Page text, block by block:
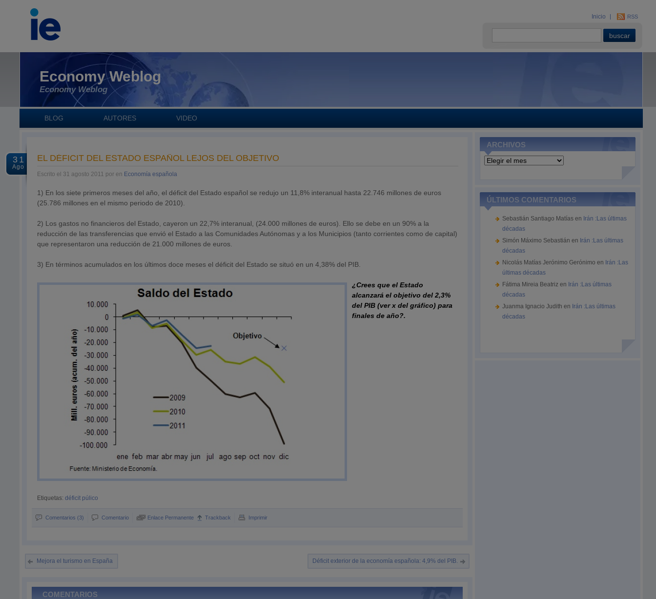
Inicio RSS
Economy Weblog
Economy Weblog
BLOG AUTORES VIDEO
31
Ago
EL DÉFICIT DEL ESTADO ESPAÑOL LEJOS DEL OBJETIVO
Escrito el 31 agosto 2011 por en Economía española
1) En los siete primeros meses del año, el déficit del Estado español se redujo un 11,8% interanual hasta 22.746 millones de euros
(25.786 millones en el mismo periodo de 2010).
2) Los gastos no financieros del Estado, cayeron un 22,7% interanual, (24.000 millones de euros). Ello se debe en un 90% a la
reducción de las transferencias que envió el Estado a las Comunidades Autónomas y a los Municipios (tanto corrientes como de capital)
que representaron una reducción de 21.000 millones de euros.
3) En términos acumulados en los últimos doce meses el déficit del Estado se situó en un 4,38% del PIB.
¿Crees que el Estado
alcanzará el objetivo del 2,3%
del PIB (ver x del gráfico) para
finales de año?.
Etiquetas:déficit púlico
Comentarios (3) Comentario Enlace Permanente Trackback Imprimir
Mejora el turismo en España Déficit exterior de la economía española: 4,9% del PIB.
COMENTARIOS
ARCHIVOS
Archivos
ÚLTIMOS COMENTARIOS
Sebastián Santiago Matías en Irán :Las últimas
décadas
Simón Máximo Sebastián en Irán :Las últimas
décadas
Nicolás Matías Jerónimo Gerónimo en Irán :Las
últimas décadas
Fátima Mireia Beatriz en Irán :Las últimas
décadas
Juanma Ignacio Judith en Irán :Las últimas
décadas